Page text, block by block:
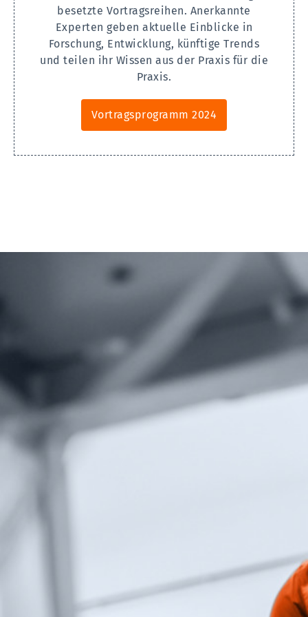
besetzte Vortragsreihen. Anerkannte
Experten geben aktuelle Einblicke in
Forschung, Entwicklung, künftige Trends
und teilen ihr Wissen aus der Praxis für die
Praxis.
Vortragsprogramm 2024